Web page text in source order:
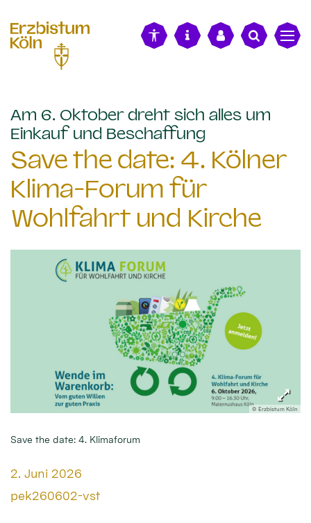
Am 6. Oktober dreht sich alles um
Einkauf und Beschaffung
Save the date: 4. Kölner
Klima-Forum für
Wohlfahrt und Kirche
© Erzbistum Köln
Save the date: 4. Klimaforum
Datum:
2. Juni 2026
Von:
pek260602-vst